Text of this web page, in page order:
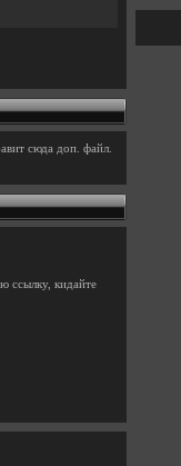
сюда доп. файл.
ссылку, кидайте